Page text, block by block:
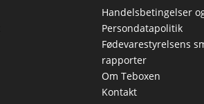
Handelsbetingelser
Persondatapolitik
Fødevarestyrelsens
rapporter
Om Teboxen
Kontakt